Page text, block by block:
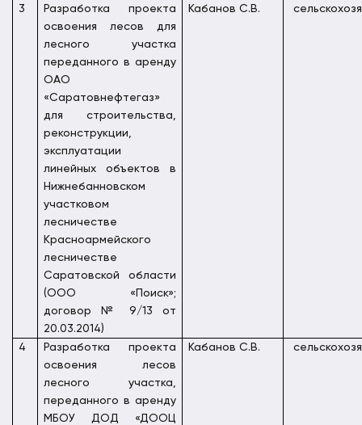
3
Разработка проекта
освоения лесов для
лесного участка
переданного в аренду
ОАО
«Саратовнефтегаз»
для строительства,
реконструкции,
эксплуатации
линейных объектов в
Нижнебанновском
участковом
лесничестве
Красноармейского
лесничестве
Саратовской области
(ООО «Поиск»;
договор № 9/13 от
20.03.2014)
Кабанов С.В.
4
Разработка проекта
освоения лесов
лесного участка,
переданного в аренду
МБОУ ДОД «ДООЦ
Кабанов С.В.